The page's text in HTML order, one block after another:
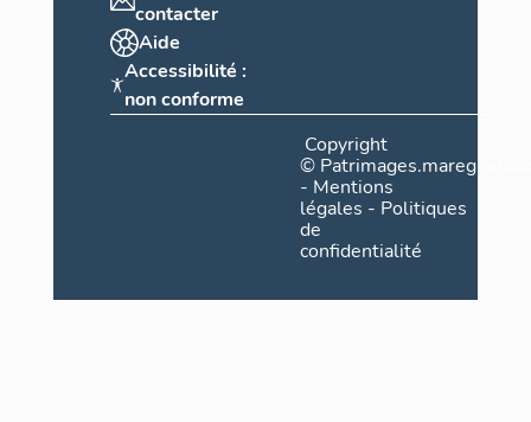
contacter
Aide
Accessibilité :
non conforme
Copyright
©
- Mentions
légales - Politiques
de
confidentialité